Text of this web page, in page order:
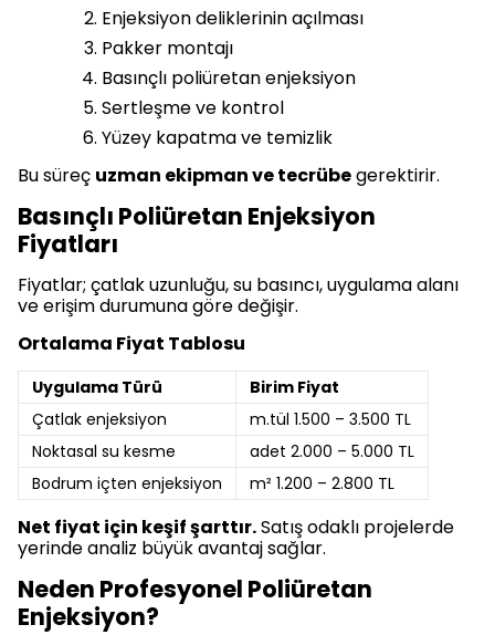
Enjeksiyon deliklerinin açılması
Pakker montajı
Basınçlı poliüretan enjeksiyon
Sertleşme ve kontrol
Yüzey kapatma ve temizlik
Bu süreç uzman ekipman ve tecrübegerektirir.
Basınçlı Poliüretan Enjeksiyon
Fiyatları
Fiyatlar; çatlak uzunluğu, su basıncı, uygulama alanı
ve erişim durumuna göre değişir.
Ortalama Fiyat Tablosu
Uygulama Türü
Birim Fiyat
Çatlak enjeksiyon
m.tül 1.500 – 3.500 TL
Noktasal su kesme
adet 2.000 – 5.000 TL
Bodrum içten enjeksiyon
m² 1.200 – 2.800 TL
Net fiyat için keşif şarttır.Satış odaklı projelerde
yerinde analiz büyük avantaj sağlar.
Neden Profesyonel Poliüretan
Enjeksiyon?